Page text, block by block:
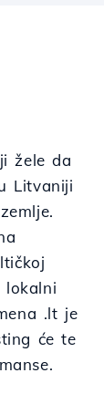
žele da
Litvaniji
.lt je
će te